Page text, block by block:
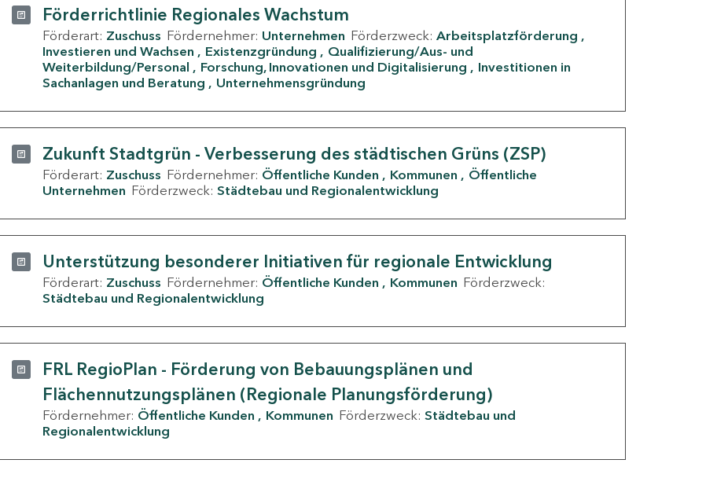
Förderrichtlinie Regionales Wachstum
Förderart: Zuschuss Fördernehmer: Unternehmen Förderzweck: Arbeitsplatzförderung
Investieren und Wachsen
Existenzgründung
Qualifizierung/Aus- und
Weiterbildung/Personal
Forschung, Innovationen und Digitalisierung
Investitionen in
Sachanlagen und Beratung
Unternehmensgründung
Zukunft Stadtgrün - Verbesserung des städtischen Grüns (ZSP)
Förderart: Zuschuss Fördernehmer: Öffentliche Kunden Kommunen
Öffentliche
Unternehmen Förderzweck: Städtebau und Regionalentwicklung
Unterstützung besonderer Initiativen für regionale Entwicklung
Förderart: Zuschuss Fördernehmer: Öffentliche Kunden Kommunen Förderzweck:
Städtebau und Regionalentwicklung
FRL RegioPlan - Förderung von Bebauungsplänen und
Flächennutzungsplänen (Regionale Planungsförderung)
Fördernehmer: Öffentliche Kunden Kommunen Förderzweck: Städtebau und
Regionalentwicklung